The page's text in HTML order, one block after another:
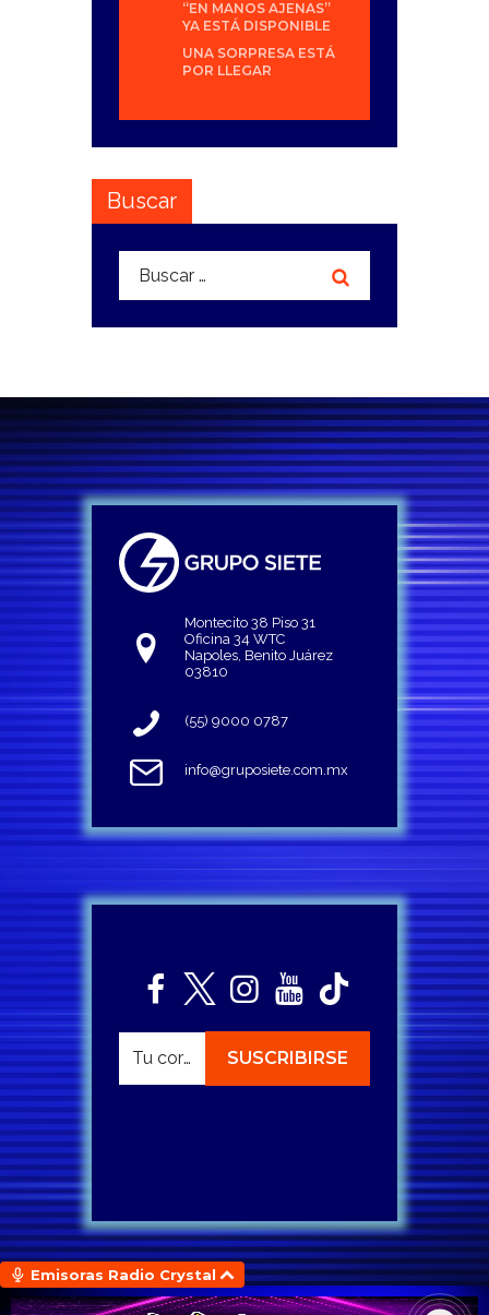
“EN MANOS AJENAS”
YA ESTÁ DISPONIBLE
UNA SORPRESA ESTÁ
POR LLEGAR
Buscar
Buscar:
Montecito 38 Piso 31
Oficina 34 WTC
Napoles, Benito Juárez
03810
(55) 9000 0787
info@gruposiete.com.mx
Emisoras Radio Crystal